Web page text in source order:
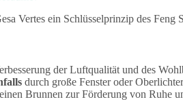
Vertes ein Schlüsselprinzip des Feng
der Luftqualität und des
durch große Fenster oder Oberlichter
Brunnen zur Förderung von Ruhe